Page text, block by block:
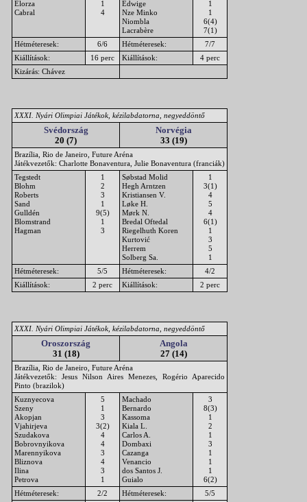
Elorza
Cabral
1
4
Edwige
Nze Minko
Niombla
Lacrabère
1
1
6(4)
7(1)
Hétméteresek:
6/6 Hétméteresek:
7/7
Kiállítások:
16 perc Kiállítások:
4 perc
Kizárás: Chávez
XXXI. Nyári Olimpiai Játékok, kézilabdatorna, negyeddöntő
Svédország
20 (7)
Norvégia
33 (19)
Brazília, Rio de Janeiro, Future Aréna
Játékvezetők: Charlotte Bonaventura, Julie Bonaventura (franciák)
Tegstedt
Blohm
Roberts
Sand
Gulldén
Blomstrand
Hagman
1
2
3
1
9(5)
1
3
Søbstad Molid
Hegh Arntzen
Kristiansen V.
Løke H.
Mørk N.
Bredal Oftedal
Riegelhuth Koren
Kurtović
Herrem
Solberg Sa.
1
3(1)
4
5
4
6(1)
1
3
5
1
Hétméteresek:
5/5 Hétméteresek:
4/2
Kiállítások:
2 perc Kiállítások: 2 perc
XXXI. Nyári Olimpiai Játékok, kézilabdatorna, negyeddöntő
Oroszország
31 (18)
Angola
27 (14)
Brazília, Rio de Janeiro, Future Aréna
Játékvezetők: Jesus Nilson Aires Menezes, Rogério Aparecido
Pinto (brazilok)
Kuznyecova
Szeny
Akopjan
Vjahirjeva
Szudakova
Bobrovnyikova
Marennyikova
Bliznova
Ilina
Petrova
5
1
3
3(2)
4
4
3
4
3
1
Machado
Bernardo
Kassoma
Kiala L.
Carlos A.
Dombaxi
Cazanga
Venancio
dos Santos J.
Guialo
3
8(3)
1
2
1
3
1
1
1
6(2)
Hétméteresek:
2/2 Hétméteresek:
5/5